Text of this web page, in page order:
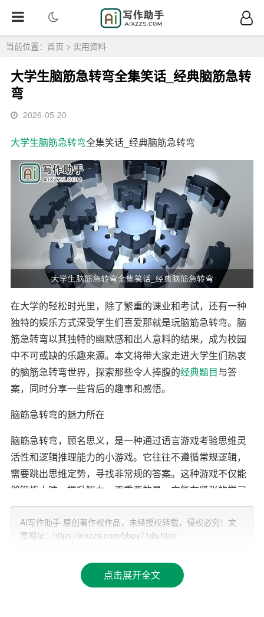
当前位置： 首页 > 实用资料
大学生脑筋急转弯全集笑话_经典脑筋急转
弯
2026-05-20
大学生脑筋急转弯全集笑话_经典脑筋急转弯
在大学的轻松时光里，除了繁重的课业和考试，还有一种
独特的娱乐方式深受学生们喜爱那就是玩脑筋急转弯。脑
筋急转弯以其独特的幽默感和出人意料的结果，成为校园
中不可或缺的乐趣来源。本文将带大家走进大学生们热衷
的脑筋急转弯世界，探索那些令人捧腹的经典题目与答
案，同时分享一些背后的趣事和感悟。
脑筋急转弯的魅力所在
脑筋急转弯，顾名思义，是一种通过语言游戏考验思维灵
活性和逻辑推理能力的小游戏。它往往不遵循常规逻辑，
需要跳出思维定势，寻找非常规的答案。这种游戏不仅能
够锻炼大脑，提升智力，更重要的是，它能在紧张的学习
生活中带来欢笑，增进同学间的友谊，营造轻松愉快的氛
围。
1. 什么东西嘴里没有舌头？
AI写作助手 原创著作权作品，未经授权转载，侵权必究！文
章网址：https://aixzzs.com/bbpy71ds.html
点击展开全文